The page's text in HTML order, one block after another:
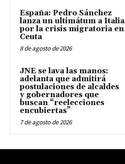
España: Pedro Sánchez
lanza un ultimátum a Italia
por la crisis migratoria en
Ceuta
8 de agosto de 2026
JNE se lava las manos:
adelanta que admitirá
postulaciones de alcaldes
y gobernadores que
buscan “reelecciones
encubiertas”
7 de agosto de 2026